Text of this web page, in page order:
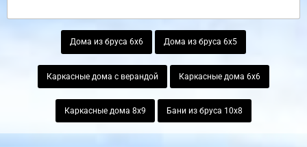
Дома из бруса 6х6 Дома из бруса 6х5
Каркасные дома с верандой Каркасные дома 6х6
Каркасные дома 8х9 Бани из бруса 10х8